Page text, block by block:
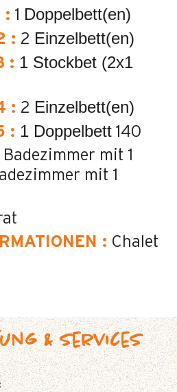
: 1 Doppelbett(en)
: 2 Einzelbett(en)
: 1 Stockbet (2x1
: 2 Einzelbett(en)
: 1 Doppelbett 140
Badezimmer mit 1
mit 1
: Chalet
& Services